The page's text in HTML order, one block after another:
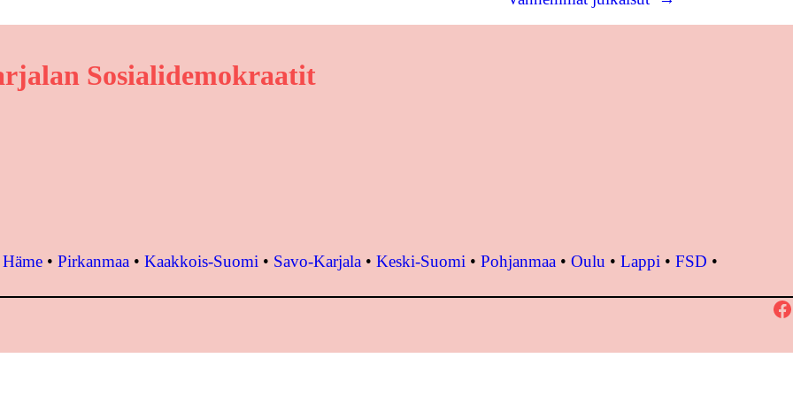
Sosialidemokraatit
Häme • Pirkanmaa • Kaakkois-Suomi • Savo-Karjala • Keski-Suomi • Pohjanmaa • Oulu • Lappi • FSD •
Facebook